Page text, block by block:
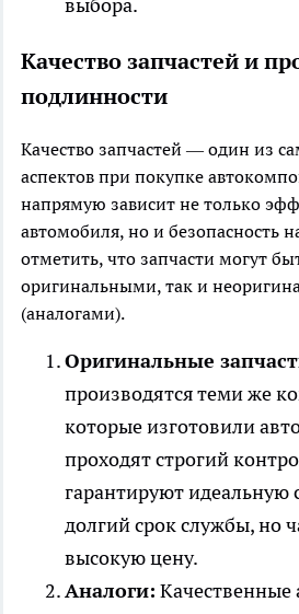
выбора.
Качество запчастей и
подлинности
Качество запчастей — один из
аспектов при покупке
напрямую зависит не только
автомобиля, но и безопасность
отметить, что запчасти могут
оригинальными, так и
(аналогами).
Оригинальные
производятся теми же
которые изготовили
проходят строгий
гарантируют идеальную
долгий срок службы, но
высокую цену.
Аналоги: Качественные